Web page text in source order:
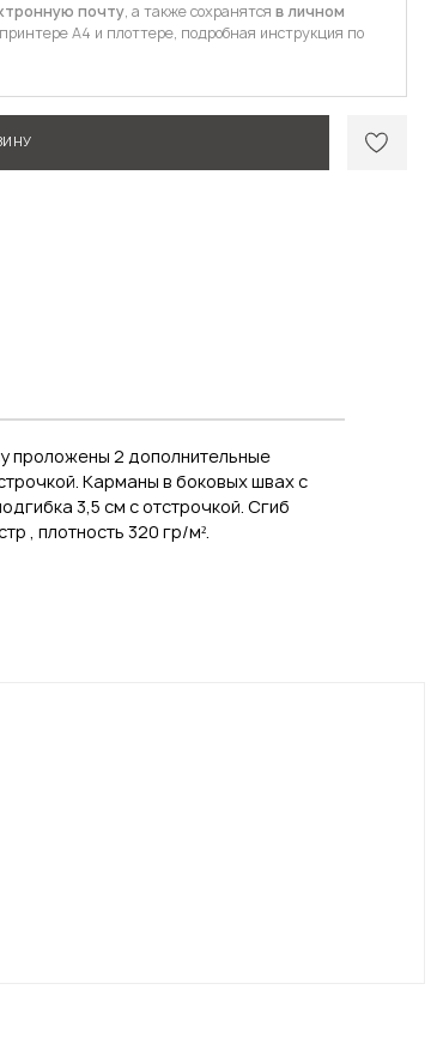
почту, а также сохранятся в личном
А4 и плоттере, подробная инструкция по
проложены 2 дополнительные
Карманы в боковых швах с
3,5 см с отстрочкой. Сгиб
, плотность 320 гр/м².